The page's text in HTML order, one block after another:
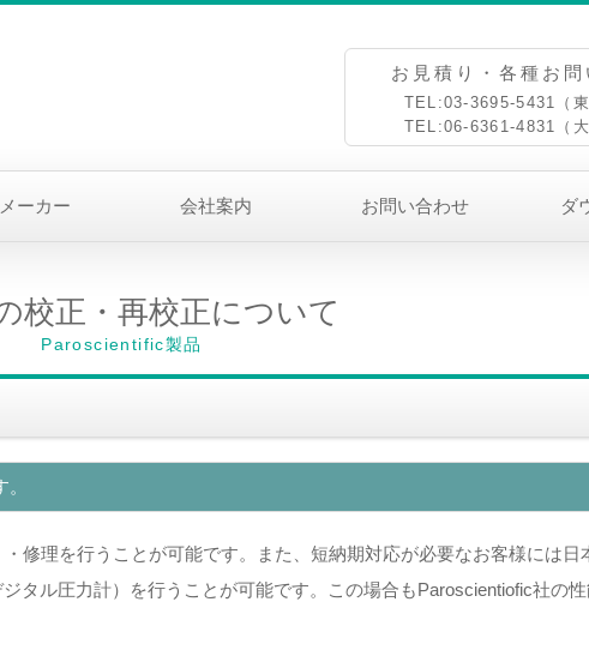
お見積り・各種お問
TEL:03-3695-5431（東
TEL:06-6361-4831（大
ーカー 会社案内 お問い合わせ ダ
校正・再校正について
Paroscientific製品
修理を行うことが可能です。また、短納期対応が必要なお客様には日
タル圧力計）を行うことが可能です。この場合もParoscientiofic社の